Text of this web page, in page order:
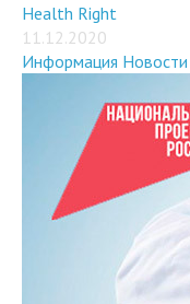
11.12.2020
Информация